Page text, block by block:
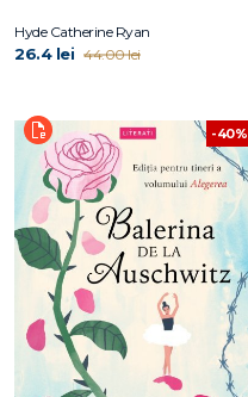
Hyde Catherine Ryan
26.4 lei 44.00 lei
-40%